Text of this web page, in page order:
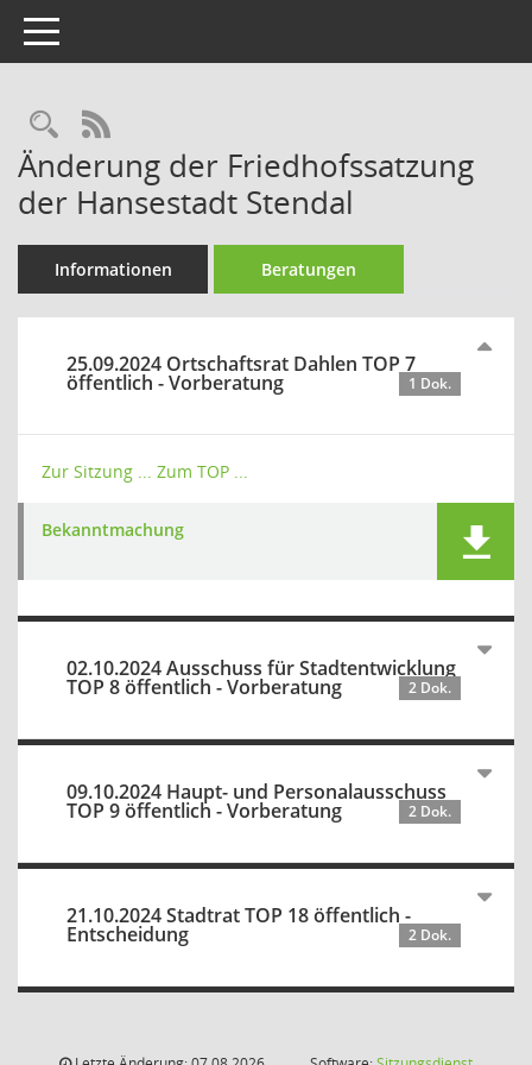
Toggle navigation
Rechercheauswahl
RSS-Feed
Änderung der Friedhofssatzung
der Hansestadt Stendal
Informationen Beratungen
25.09.2024 Ortschaftsrat Dahlen TOP 7
öffentlich - Vorberatung 1 Dok.
Zur Sitzung ... Zum TOP ...
Bekanntmachung
02.10.2024 Ausschuss für Stadtentwicklung
TOP 8 öffentlich - Vorberatung 2 Dok.
09.10.2024 Haupt- und Personalausschuss
TOP 9 öffentlich - Vorberatung 2 Dok.
21.10.2024 Stadtrat TOP 18 öffentlich -
Entscheidung 2 Dok.